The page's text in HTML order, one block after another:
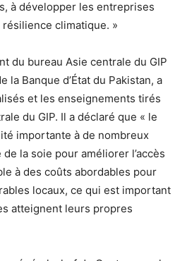
à développer les entreprises
climatique. »
du bureau Asie centrale du GIP
la Banque d’État du Pakistan, a
et les enseignements tirés
du GIP. Il a déclaré que « le
importante à de nombreux
la soie pour améliorer l’accès
à des coûts abordables pour
locaux, ce qui est important
atteignent leurs propres